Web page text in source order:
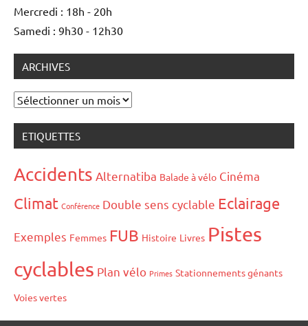
Mercredi : 18h - 20h
Samedi : 9h30 - 12h30
ARCHIVES
Archives
ETIQUETTES
Accidents Alternatiba Balade à vélo Cinéma
Climat Conférence Double sens cyclable Eclairage
Exemples Femmes FUB Histoire Livres Pistes
cyclables Plan vélo Primes Stationnements génants
Voies vertes